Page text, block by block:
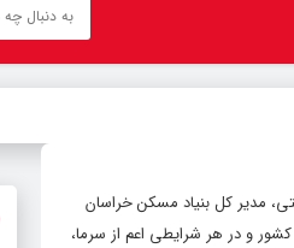
مدیر کل بنیاد مسکن خراسان
و در هر شرایطی اعم از سرما،